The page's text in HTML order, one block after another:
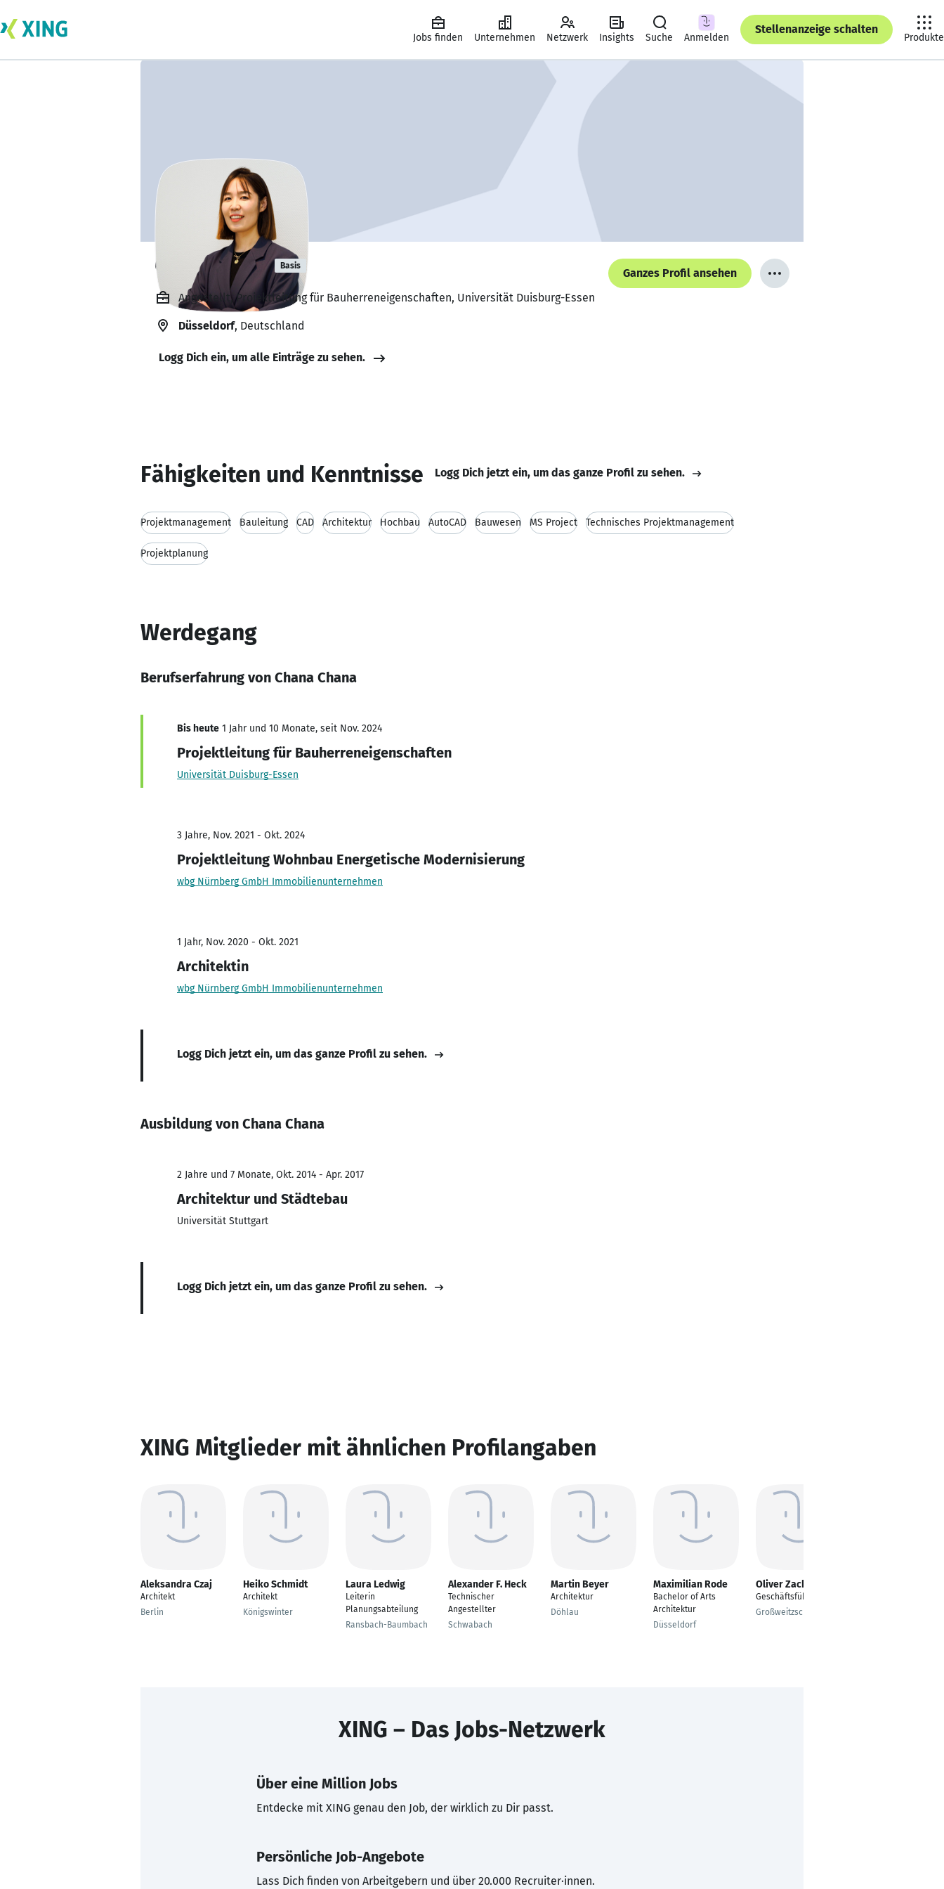
Jobs finden Unternehmen Netzwerk Insights Suche Anmelden
Stellenanzeige schalten
Produkte
Chana Chana Basis
Ganzes Profil ansehen
Angestellt, Projektleitung für Bauherreneigenschaften, Universität Duisburg-Essen
Düsseldorf, Deutschland
Logg Dich ein, um alle Einträge zu sehen.
Fähigkeiten und Kenntnisse Logg Dich jetzt ein, um das ganze Profil zu sehen.
Projektmanagement Bauleitung CAD Architektur Hochbau AutoCAD Bauwesen MS Project Technisches Projektmanagement
Projektplanung
Werdegang
Berufserfahrung von Chana Chana
Bis heute 1 Jahr und 10 Monate, seit Nov. 2024
Projektleitung für Bauherreneigenschaften
Universität Duisburg-Essen
3 Jahre, Nov. 2021 - Okt. 2024
Projektleitung Wohnbau Energetische Modernisierung
wbg Nürnberg GmbH Immobilienunternehmen
1 Jahr, Nov. 2020 - Okt. 2021
Architektin
wbg Nürnberg GmbH Immobilienunternehmen
Logg Dich jetzt ein, um das ganze Profil zu sehen.
Ausbildung von Chana Chana
2 Jahre und 7 Monate, Okt. 2014 - Apr. 2017
Architektur und Städtebau
Universität Stuttgart
Logg Dich jetzt ein, um das ganze Profil zu sehen.
XING Mitglieder mit ähnlichen Profilangaben
Aleksandra Czaj
Architekt
Berlin
Heiko Schmidt
Architekt
Königswinter
Laura Ledwig
Leiterin
Planungsabteilung
Ransbach-Baumbach
Alexander F. Heck
Technischer
Angestellter
Schwabach
Martin Beyer
Architektur
Döhlau
Maximilian Rode
Bachelor of Arts
Architektur
Düsseldorf
Oliver Zache
Geschäftsführer
Großweitzschen
XING – Das Jobs-Netzwerk
Über eine Million Jobs
Entdecke mit XING genau den Job, der wirklich zu Dir passt.
Persönliche Job-Angebote
Lass Dich finden von Arbeitgebern und über 20.000 Recruiter·innen.